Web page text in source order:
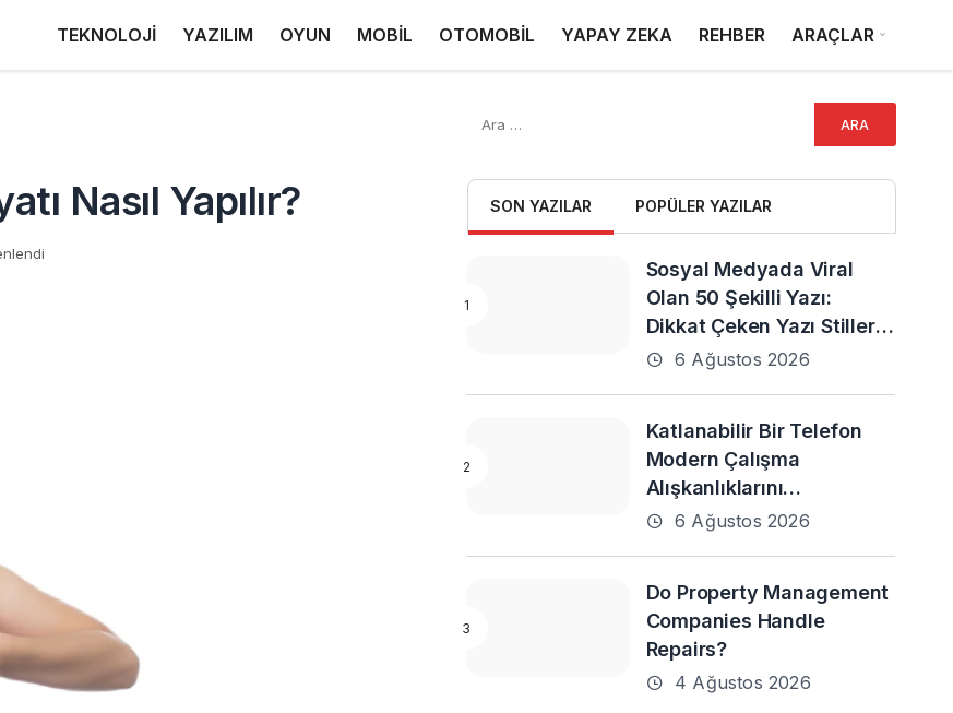
TEKNOLOJİ YAZILIM OYUN MOBİL OTOMOBİL YAPAY ZEKA REHBER ARAÇLAR
Nasıl Yapılır? SON YAZILAR POPÜLER YAZILAR
Sosyal Medyada Viral
Olan 50 Şekilli Yazı:
Dikkat Çeken Yazı Stilleri
ve En Popüler Örnekler
6 Ağustos 2026
Katlanabilir Bir Telefon
Modern Çalışma
Alışkanlıklarını
Destekleyebilir mi?
6 Ağustos 2026
Do Property Management
Companies Handle
Repairs?
4 Ağustos 2026